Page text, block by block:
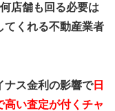
店舗も回る必要は
てくれる不動産業者
ナス金利の影響で日
い査定が付くチャ